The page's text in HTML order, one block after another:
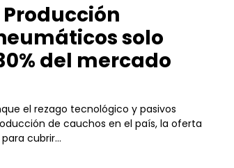
solo
del mercado
el rezago tecnológico y pasivos
de cauchos en el país, la oferta
cubrir...